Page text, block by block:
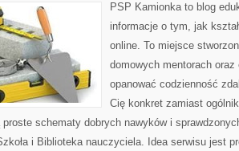
PSP Kamionka to blog
informacje o tym, jak
online. To miejsce
domowych mentorach
opanować codzienność
Cię konkret zamiast
proste schematy dobrych nawyków i
i Biblioteka nauczyciela. Idea serwisu jest